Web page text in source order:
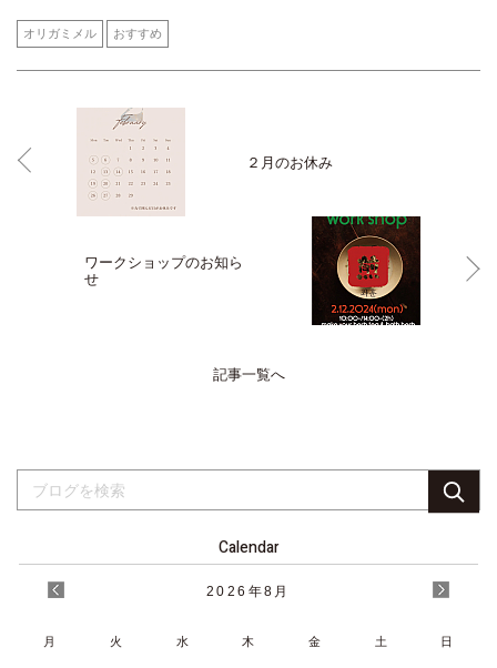
オリガミメル おすすめ
２月のお休み
ワークショップのお知ら
せ
記事一覧へ
Calendar
2026 年8月
月 火 水 木 金 土 日